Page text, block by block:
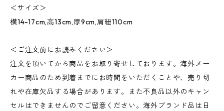
＜サイズ＞
横14-17cm,高13cm,厚9cm,肩紐110cm
＜ご注文前にお読みください＞
注文を頂いてから商品をお取り寄せしております。海外メー
カー商品のため到着までにお時間をいただくことや、売り切
れや在庫欠品する場合があります。また不良品以外のキャン
セルはできませんのでご留意ください。海外ブランド品は日